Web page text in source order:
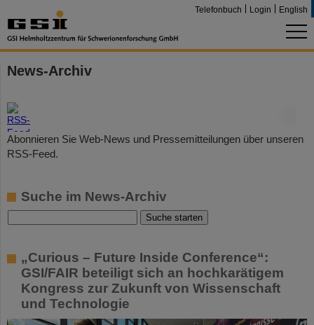
Telefonbuch Login English
News-Archiv
Abonnieren Sie Web-News und Pressemitteilungen über unseren
RSS-Feed.
Suche im News-Archiv
„Curious – Future Inside Conference“:
GSI/FAIR beteiligt sich an hochkarätigem
Kongress zur Zukunft von Wissenschaft
und Technologie